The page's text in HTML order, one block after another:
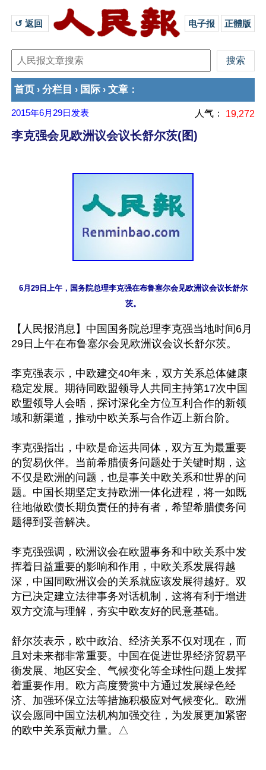
↺ 返回 电子报 正體版
首页 › 分栏目 › 国际 › 文章 ：
2015年6月29日 发表 人气： 19,272
李克强会见欧洲议会议长舒尔茨(图)
6月29日上午，国务院总理李克强在布鲁塞尔会见欧洲议会议长舒尔
【人民报消息】中国国务院总理李克强当地时间6月
29日上午在布鲁塞尔会见欧洲议会议长舒尔茨。
李克强表示，中欧建交40年来，双方关系总体健康
稳定发展。期待同欧盟领导人共同主持第17次中国
欧盟领导人会晤，探讨深化全方位互利合作的新领
域和新渠道，推动中欧关系与合作迈上新台阶。
李克强指出，中欧是命运共同体，双方互为最重要
的贸易伙伴。当前希腊债务问题处于关键时期，这
不仅是欧洲的问题，也是事关中欧关系和世界的问
题。中国长期坚定支持欧洲一体化进程，将一如既
往地做欧债长期负责任的持有者，希望希腊债务问
题得到妥善解决。
李克强强调，欧洲议会在欧盟事务和中欧关系中发
挥着日益重要的影响和作用，中欧关系发展得越
深，中国同欧洲议会的关系就应该发展得越好。双
方已决定建立法律事务对话机制，这将有利于增进
双方交流与理解，夯实中欧友好的民意基础。
舒尔茨表示，欧中政治、经济关系不仅对现在，而
且对未来都非常重要。中国在促进世界经济贸易平
衡发展、地区安全、气候变化等全球性问题上发挥
着重要作用。欧方高度赞赏中方通过发展绿色经
济、加强环保立法等措施积极应对气候变化。欧洲
议会愿同中国立法机构加强交往，为发展更加紧密